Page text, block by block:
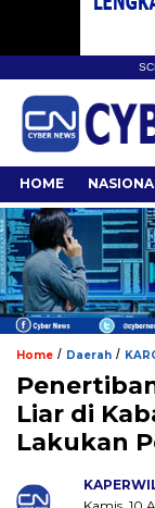
HOME
Home / Daerah /
Liar di
Lakukan